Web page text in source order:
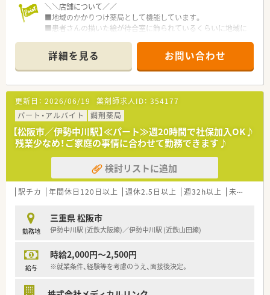
＼＼店舗について／／
■地域のかかりつけ薬局として機能しています。
■患者さんの描いた絵が待合室に飾られているくらいに地域に
■残業少なめで家庭との両立もしやすい環境です。
＼＼こんな会社です／／
■三重県内に特化した、グループ合わせて30店舗以上を展開す
る地元調剤チェーンです。
■薬局併設の薬膳カフェなど既存の枠にとらわれない運営を行
っています。
■在宅に積極的に取り組んでおり、三重県では在宅件数トップク
ラスです！
■2～3店舗/年のペースで新規出店を行っております。
■患者様との距離が近く、かかりつけ薬剤師として活躍ができま
■性別問わず社内の人間関係は良好で、穏やかな雰囲気の店舗が
多い企業です。
＼＼働きやすさが魅力、定着率◎／／
■産休・育休取得率は100％！ほぼ全員が復帰され、時短正社員や
パートへ切り替えて勤務されている方もいらっしゃいます。
■近隣に複数店舗あり、急なお休みにも対応が可能な仕組みが整
っています。
りとお休みが出来る環境がございます。
詳細を見る お問い合わせ
更新日： 2026/06/19 薬剤師求人ID： 354177
パート・アルバイト
調剤薬局
【松阪市／伊勢中川駅】≪パート≫週20時間で社保加入OK♪
残業少なめ！ご家庭の事情に合わせて勤務できます♪
検討リストに追加
駅チカ 年間休日120日以上 週休2.5日以上 週32h以上 未経験可
勤務地
三重県 松阪市
伊勢中川駅 (近鉄大阪線)／伊勢中川駅 (近鉄山田線)
給与
時給2,000円～2,500円
※就業条件、経験等を考慮のうえ、面接後決定。